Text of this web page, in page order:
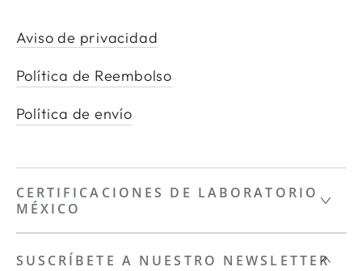
Aviso de privacidad
Política de Reembolso
Política de envío
CERTIFICACIONES DE LABORATORIO
MÉXICO
SUSCRÍBETE A NUESTRO NEWSLETTER